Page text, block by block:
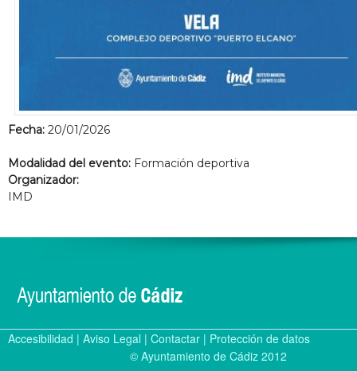
Fecha: 20/01/2026
Modalidad del evento: Formación deportiva
Organizador:
IMD
Accesibilidad | Aviso Legal | Contactar | Protección de datos
© Ayuntamiento de Cádiz 2012